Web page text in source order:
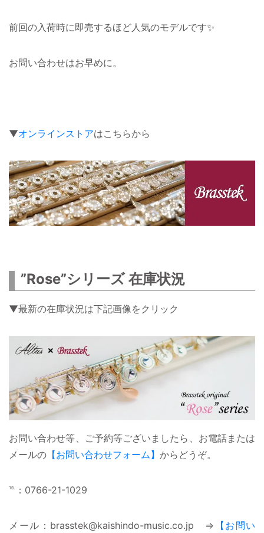
前回の入荷時に即売するほど人気のモデルです✨
お問い合わせはお早めに。
▼オンラインストアはこちらから
”Rose”シリーズ 在庫状況
▼最新の在庫状況は下記画像をクリック
お問い合わせ等、ご予約等ございましたら、お電話または
メールの 【お問い合わせフォーム】 からどうぞ。
℡：0766-21-1029
メール：brasstek@kaishindo-music.co.jp ⇒ 【お問い